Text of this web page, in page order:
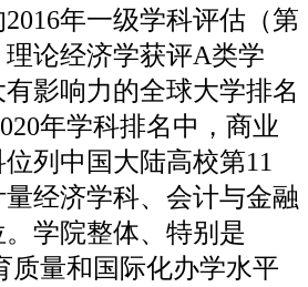
年一级学科评估（第
论经济学获评A类学
影响力的全球大学排名
年学科排名中，商业
列中国大陆高校第11
经济学科、会计与金融
学院整体、特别是
质量和国际化办学水平